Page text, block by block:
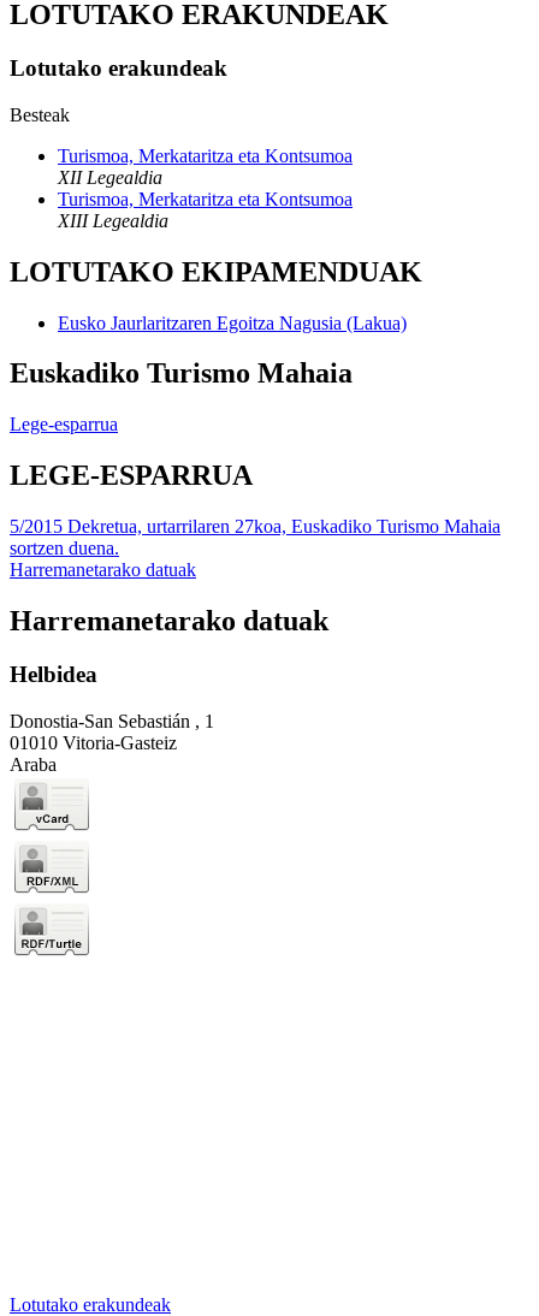
LOTUTAKO ERAKUNDEAK
Lotutako erakundeak
Besteak
Turismoa, Merkataritza eta Kontsumoa
XII Legealdia
Turismoa, Merkataritza eta Kontsumoa
XIII Legealdia
LOTUTAKO EKIPAMENDUAK
Eusko Jaurlaritzaren Egoitza Nagusia (Lakua)
Euskadiko Turismo Mahaia
Lege-esparrua
LEGE-ESPARRUA
5/2015 Dekretua, urtarrilaren 27koa, Euskadiko Turismo Mahaia
sortzen duena.
Harremanetarako datuak
Harremanetarako datuak
Helbidea
Donostia-San Sebastián , 1
01010 Vitoria-Gasteiz
Araba
Lotutako erakundeak